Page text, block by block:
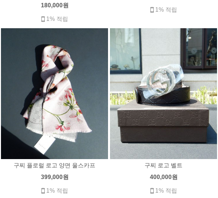
180,000원
1% 적립
1% 적립
구찌 플로럴 로고 양면 울스카프
399,000원
1% 적립
구찌 로고 벨트
400,000원
1% 적립